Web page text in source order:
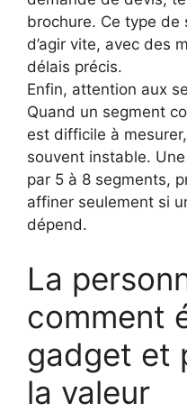
brochure. Ce type
d’agir vite, avec des
délais précis.
Enfin, attention aux
Quand un segment
est difficile à
souvent instable.
par 5 à 8 segments,
affiner seulement si
dépend.
La
comment
gadget et
la valeur